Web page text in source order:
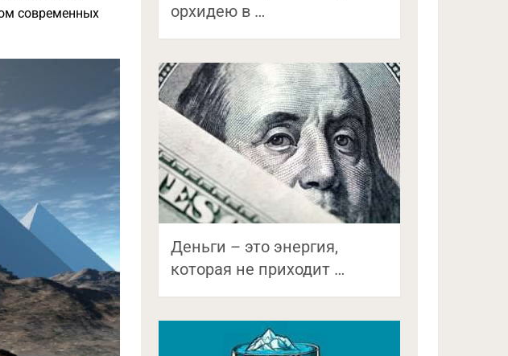
современных
орхидею в …
Деньги – это энергия,
которая не приходит …